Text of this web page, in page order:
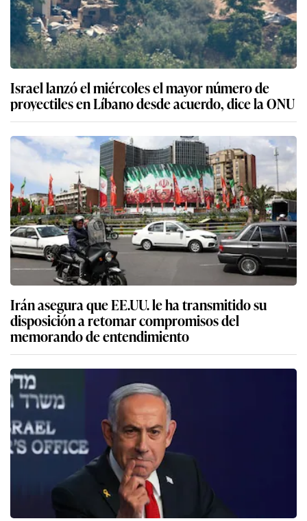
Israel lanzó el miércoles el mayor número de
proyectiles en Líbano desde acuerdo, dice la ONU
Irán asegura que EE.UU. le ha transmitido su
disposición a retomar compromisos del
memorando de entendimiento